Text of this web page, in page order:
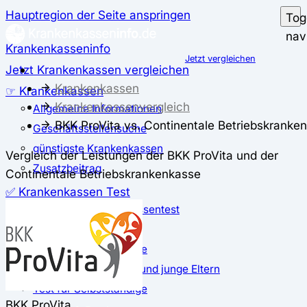
Hauptregion der Seite anspringen
Krankenkasseninfo
Jetzt Krankenkassen vergleichen
☞ Krankenkassen
Allgemeine Informationen
Geschäftsstellensuche
günstigste Krankenkassen
Zusatzbeitrag
✅ Krankenkassen Test
Der große Krankenkassentest
Test für Studierende
Test für Auszubildende
Test für Schwangere und junge Eltern
Test für Selbstständige
Jetzt vergleichen
Krankenkassen
Krankenkassenvergleich
BKK ProVita vs. Continentale
Vergleich der Leistungen der BKK ProVita und der
Continentale Betriebskrankenkasse